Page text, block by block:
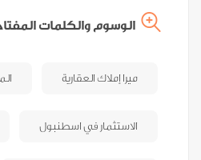
الوسوم والكلمات
ميرا إملاك العقارية
الاستثمار في اسطنبول